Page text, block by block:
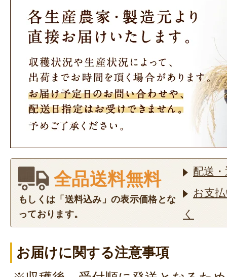
全品送料無料
もしくは「送料込み」の表示価格とな
っております。
配送
お支
く
お届けに関する注意事項